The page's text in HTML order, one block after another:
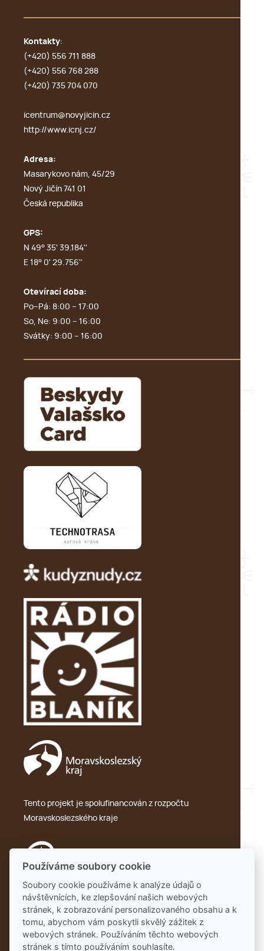
Kontakty:
(+420) 556 711 888
(+420) 556 768 288
(+420) 735 704 070
icentrum@novyjicin.cz
http://www.icnj.cz/
Adresa:
Masarykovo nám, 45/29
Nový Jičín 741 01
Česká republika
GPS:
N 49° 35' 39.184''
E 18° 0' 29.756''
Otevírací doba:
Po–Pá: 8:00 – 17:00
So, Ne: 9:00 – 16:00
Svátky: 9:00 – 16:00
Tento projekt je spolufinancován z rozpočtu
Moravskoslezského kraje
Ochrana osobních údajů – GDPR
Používáme soubory cookie
Soubory cookie používáme k analýze údajů o
návštěvnících, ke zlepšování našich webových
stránek, k zobrazování personalizovaného obsahu a k
tomu, abychom vám poskytli skvělý zážitek z
webových stránek. Používáním těchto webových
stránek s tímto používáním souhlasíte.